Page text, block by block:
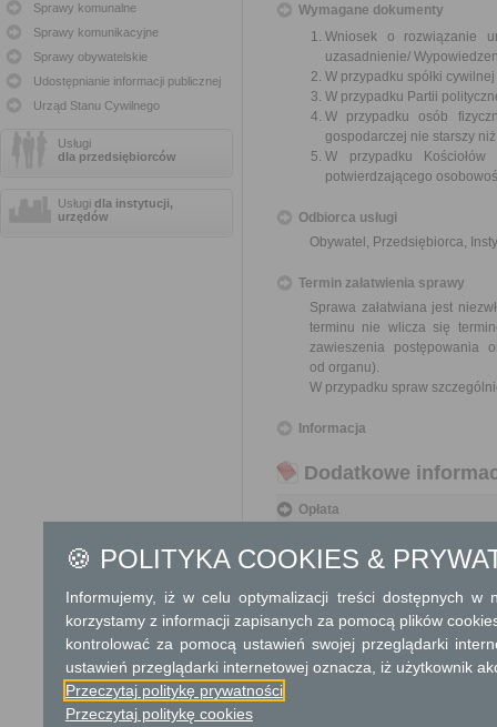
Sprawy komunalne
Sprawy komunikacyjne
Sprawy obywatelskie
Udostępnianie informacji publicznej
Urząd Stanu Cywilnego
Usługi
dla przedsiębiorców
Usługi dla instytucji,
urzędów
Wymagane dokumenty
Wniosek o rozwiązanie
uzasadnienie/
W przypadku spółki
W przypadku Partii
W przypadku osób
gospodarczej nie starszy
W przypadku
potwierdzającego
Odbiorca usługi
Obywatel, Przedsiębiorca,
Termin załatwienia sprawy
Sprawa załatwiana jest
terminu nie wlicza się
zawieszenia postępowania
od organu).
W przypadku spraw
Informacja
Dodatkowe
Opłata
Brak
Skargi i wnioski
🍪 POLITYKA COOKIES &
Informujemy, iż w celu optymalizacji treści dostępnych w
korzystamy z informacji zapisanych za pomocą plików
kontrolować za pomocą ustawień swojej przeglądarki
ustawień przeglądarki internetowej oznacza, iż użytkownik
Przeczytaj politykę prywatności
Przeczytaj politykę cookies